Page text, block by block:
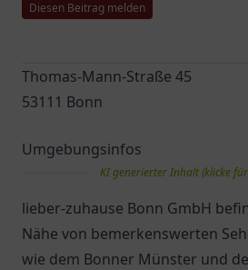
Diesen Beitrag melden
Thomas-Mann-Straße 45
53111 Bonn
Umgebungsinfos
KI generierter Inhalt (klicke
lieber-zuhause Bonn GmbH
Nähe von bemerkenswerten
wie dem Bonner Münster und